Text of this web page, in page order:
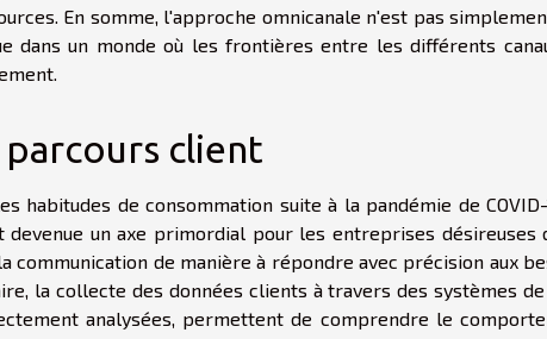
En somme, l'approche omnicanale n'est pas
dans un monde où les frontières entre les différents
client
habitudes de consommation suite à la pandémie de
un axe primordial pour les entreprises désireuses
de manière à répondre avec précision aux
la collecte des données clients à travers des systèmes de
analysées, permettent de comprendre le